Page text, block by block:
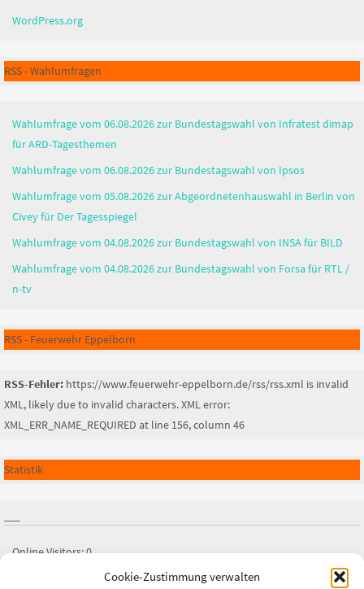
Cookie-Zustimmung verwalten
WordPress.org
RSS - Wahlumfragen
Wahlumfrage vom 06.08.2026 zur Bundestagswahl von Infratest dimap
für ARD-Tagesthemen
Wahlumfrage vom 06.08.2026 zur Bundestagswahl von Ipsos
Wahlumfrage vom 05.08.2026 zur Abgeordnetenhauswahl in Berlin von
Civey für Der Tagesspiegel
Wahlumfrage vom 04.08.2026 zur Bundestagswahl von INSA für BILD
Wahlumfrage vom 04.08.2026 zur Bundestagswahl von Forsa für RTL /
n-tv
RSS - Feuerwehr Eppelborn
RSS-Fehler: https://www.feuerwehr-eppelborn.de/rss/rss.xml is invalid
XML, likely due to invalid characters. XML error:
XML_ERR_NAME_REQUIRED at line 156, column 46
Statistik
Online Visitors:0